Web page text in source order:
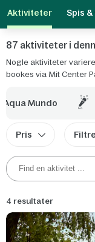
Aktiviteter Spis &
87 aktiviteter i
Nogle aktiviteter
bookes via Mit Center
Aqua Mundo
Pris
4 resultater